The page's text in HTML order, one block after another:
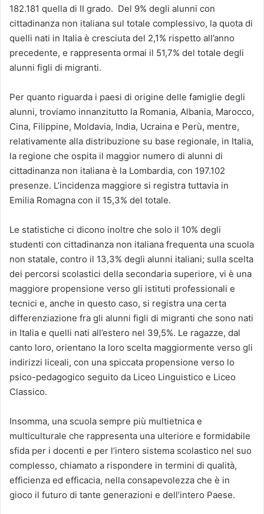
182.181 quella di II grado. Del 9% degli alunni con
cittadinanza non italiana sul totale complessivo, la quota di
quelli nati in Italia è cresciuta del 2,1% rispetto all’anno
precedente, e rappresenta ormai il 51,7% del totale degli
alunni figli di migranti.
Per quanto riguarda i paesi di origine delle famiglie degli
alunni, troviamo innanzitutto la Romania, Albania, Marocco,
Cina, Filippine, Moldavia, India, Ucraina e Perù, mentre,
relativamente alla distribuzione su base regionale, in Italia,
la regione che ospita il maggior numero di alunni di
cittadinanza non italiana è la Lombardia, con 197.102
presenze. L’incidenza maggiore si registra tuttavia in
Emilia Romagna con il 15,3% del totale.
Le statistiche ci dicono inoltre che solo il 10% degli
studenti con cittadinanza non italiana frequenta una scuola
non statale, contro il 13,3% degli alunni italiani; sulla scelta
dei percorsi scolastici della secondaria superiore, vi è una
maggiore propensione verso gli istituti professionali e
tecnici e, anche in questo caso, si registra una certa
differenziazione fra gli alunni figli di migranti che sono nati
in Italia e quelli nati all’estero nel 39,5%. Le ragazze, dal
canto loro, orientano la loro scelta maggiormente verso gli
indirizzi liceali, con una spiccata propensione verso lo
psico-pedagogico seguito da Liceo Linguistico e Liceo
Classico.
Insomma, una scuola sempre più multietnica e
multiculturale che rappresenta una ulteriore e formidabile
sfida per i docenti e per l’intero sistema scolastico nel suo
complesso, chiamato a rispondere in termini di qualità,
efficienza ed efficacia, nella consapevolezza che è in
gioco il futuro di tante generazioni e dell’intero Paese.